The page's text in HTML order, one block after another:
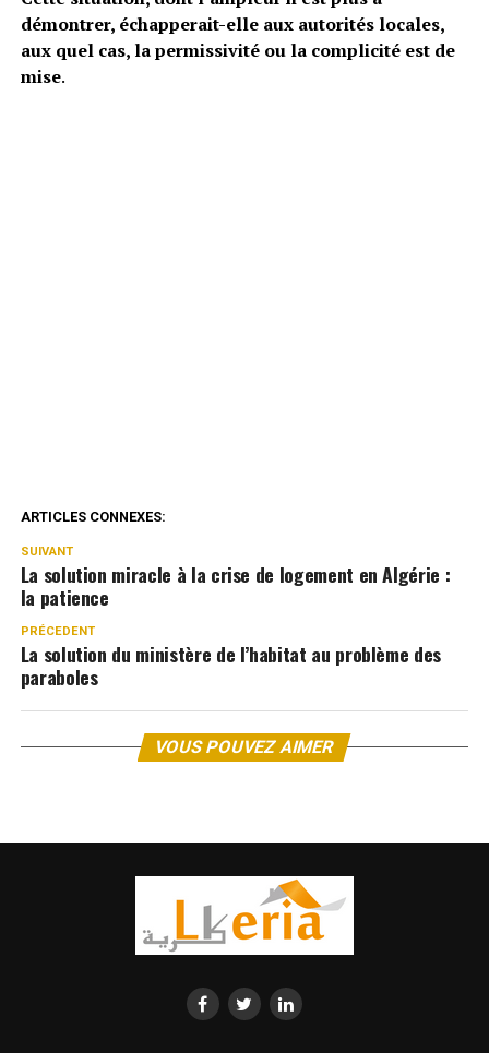
démontrer, échapperait-elle aux autorités locales,
aux quel cas, la permissivité ou la complicité est de
mise.
ARTICLES CONNEXES:
SUIVANT
La solution miracle à la crise de logement en Algérie :
la patience
PRÉCEDENT
La solution du ministère de l’habitat au problème des
paraboles
VOUS POUVEZ AIMER